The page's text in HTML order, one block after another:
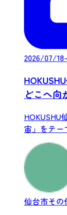
2026/07/
どこへ向
HOKUSHU
宙」をテ
仙台市その